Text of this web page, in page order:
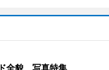
全貌 写真特集